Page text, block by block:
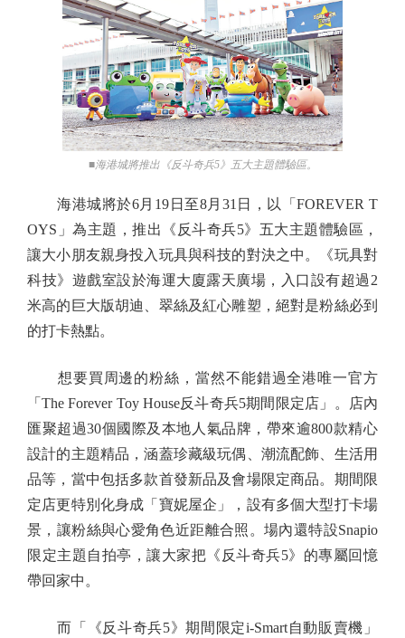
■海港城將推出《反斗奇兵5》五大主題體驗區。
海港城將於6月19日至8月31日，以「FOREVER T
OYS」為主題，推出《反斗奇兵5》五大主題體驗區，
讓大小朋友親身投入玩具與科技的對決之中。《玩具對
科技》遊戲室設於海運大廈露天廣場，入口設有超過2
米高的巨大版胡迪、翠絲及紅心雕塑，絕對是粉絲必到
的打卡熱點。
想要買周邊的粉絲，當然不能錯過全港唯一官方
「The Forever Toy House反斗奇兵5期間限定店」。店內
匯聚超過30個國際及本地人氣品牌，帶來逾800款精心
設計的主題精品，涵蓋珍藏級玩偶、潮流配飾、生活用
品等，當中包括多款首發新品及會場限定商品。期間限
定店更特別化身成「寶妮屋企」，設有多個大型打卡場
景，讓粉絲與心愛角色近距離合照。場內還特設Snapio
限定主題自拍亭，讓大家把《反斗奇兵5》的專屬回憶
帶回家中。
而「《反斗奇兵5》期間限定i-Smart自動販賣機」